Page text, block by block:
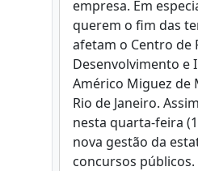
empresa. Em
querem o fim das
afetam o Centro de
Desenvolvimento e
Américo Miguez de
Rio de Janeiro.
nesta quarta-feira
nova gestão da
concursos públicos.